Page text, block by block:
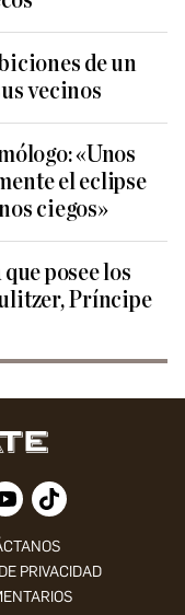
de un
vecinos
«Unos
el eclipse
ciegos»
posee los
Príncipe
PRIVACIDAD